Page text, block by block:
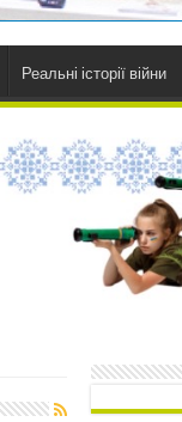
Реальні історії війни